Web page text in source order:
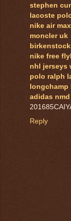
stephen
lacoste
nike air
moncler uk
nike free
nhl jerseys
polo ralph
longchamp
adidas
Reply